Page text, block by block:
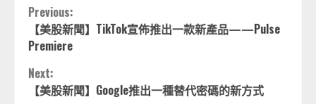
Continue
Reading
Previous:
【美股新聞】TikTok宣佈推出一款新產品——Pulse
Premiere
Next:
【美股新聞】Google推出一種替代密碼的新方式